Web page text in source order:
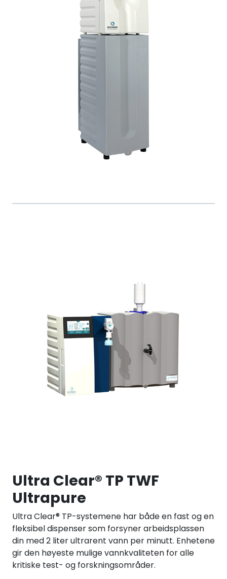
Ultra Clear® TP TWF
Ultrapure
Ultra Clear® TP-systemene har både en fast og en
fleksibel dispenser som forsyner arbeidsplassen
din med 2 liter ultrarent vann per minutt. Enhetene
gir den høyeste mulige vannkvaliteten for alle
kritiske test- og forskningsområder.